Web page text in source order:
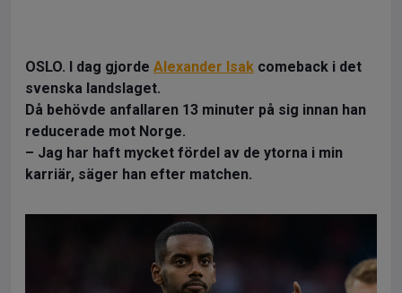
OSLO. I dag gjorde Alexander Isak comeback i det
svenska landslaget.
Då behövde anfallaren 13 minuter på sig innan han
reducerade mot Norge.
– Jag har haft mycket fördel av de ytorna i min
karriär, säger han efter matchen.